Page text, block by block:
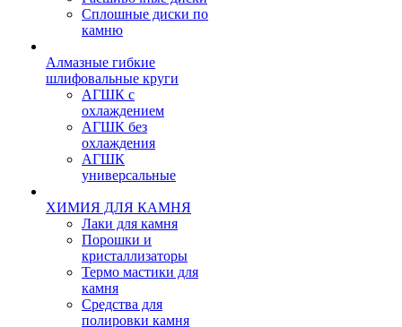
Сплошные диски по
камню
Алмазные гибкие
шлифовальные круги
АГШК с
охлаждением
АГШК без
охлаждения
АГШК
универсальные
ХИМИЯ ДЛЯ КАМНЯ
Лаки для камня
Порошки и
кристаллизаторы
Термо мастики для
камня
Средства для
полировки камня